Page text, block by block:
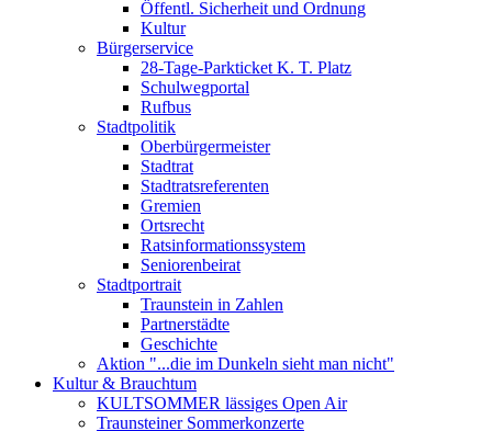
Öffentl. Sicherheit und Ordnung
Kultur
Bürgerservice
28-Tage-Parkticket K. T. Platz
Schulwegportal
Rufbus
Stadtpolitik
Oberbürgermeister
Stadtrat
Stadtratsreferenten
Gremien
Ortsrecht
Ratsinformationssystem
Seniorenbeirat
Stadtportrait
Traunstein in Zahlen
Partnerstädte
Geschichte
Aktion "...die im Dunkeln sieht man nicht"
Kultur & Brauchtum
KULTSOMMER lässiges Open Air
Traunsteiner Sommerkonzerte